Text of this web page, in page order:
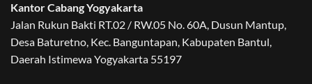
Kantor Cabang Yogyakarta
Jalan Rukun Bakti RT.02 / RW.05 No. 60A, Dusun Mantup,
Desa Baturetno, Kec. Banguntapan, Kabupaten Bantul,
Daerah Istimewa Yogyakarta 55197